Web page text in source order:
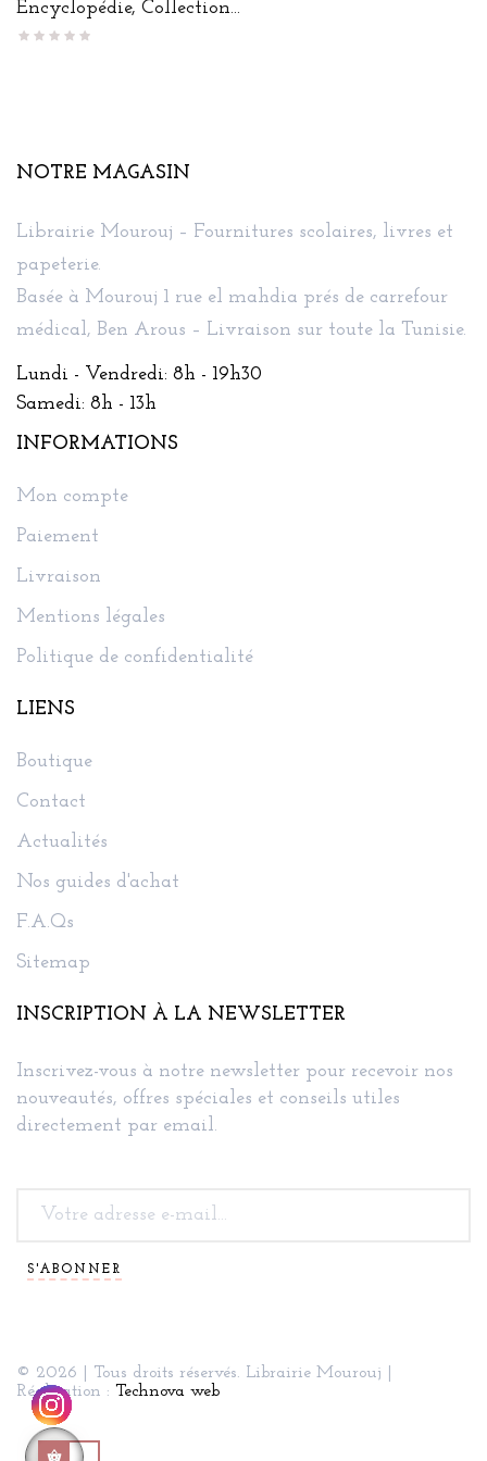
de
Encyclopédie, Collection...
NOTRE MAGASIN
Librairie Mourouj – Fournitures scolaires, livres et
papeterie.
Basée à Mourouj 1 rue el mahdia prés de carrefour
médical, Ben Arous – Livraison sur toute la Tunisie.
Lundi - Vendredi: 8h - 19h30
Samedi: 8h - 13h
INFORMATIONS
Mon compte
Paiement
Livraison
Mentions légales
Politique de confidentialité
LIENS
Boutique
Contact
Actualités
Nos guides d'achat
F.A.Qs
Sitemap
INSCRIPTION À LA NEWSLETTER
Inscrivez-vous à notre newsletter pour recevoir nos
nouveautés, offres spéciales et conseils utiles
directement par email.
S'ABONNER
© 2026 | Tous droits réservés. Librairie Mourouj |
Réalisation : Technova web